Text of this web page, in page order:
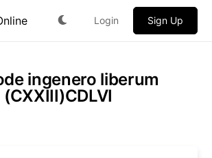
Login Sign Up
ingenero liberum
(CXXIII)CDLVI